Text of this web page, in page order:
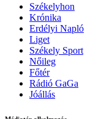
Székelyhon
Krónika
Erdélyi Napló
Liget
Székely Sport
Nőileg
Főtér
Rádió GaGa
Jóállás